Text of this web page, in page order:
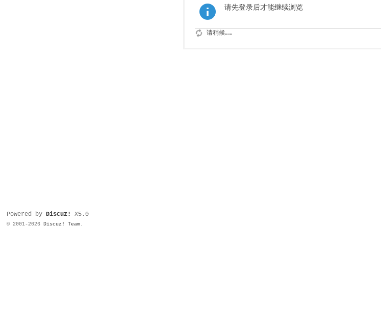
请先登录后才能继续浏览
请稍候……
Powered byDiscuz! X5.0
© 2001-2026 Discuz! Team.